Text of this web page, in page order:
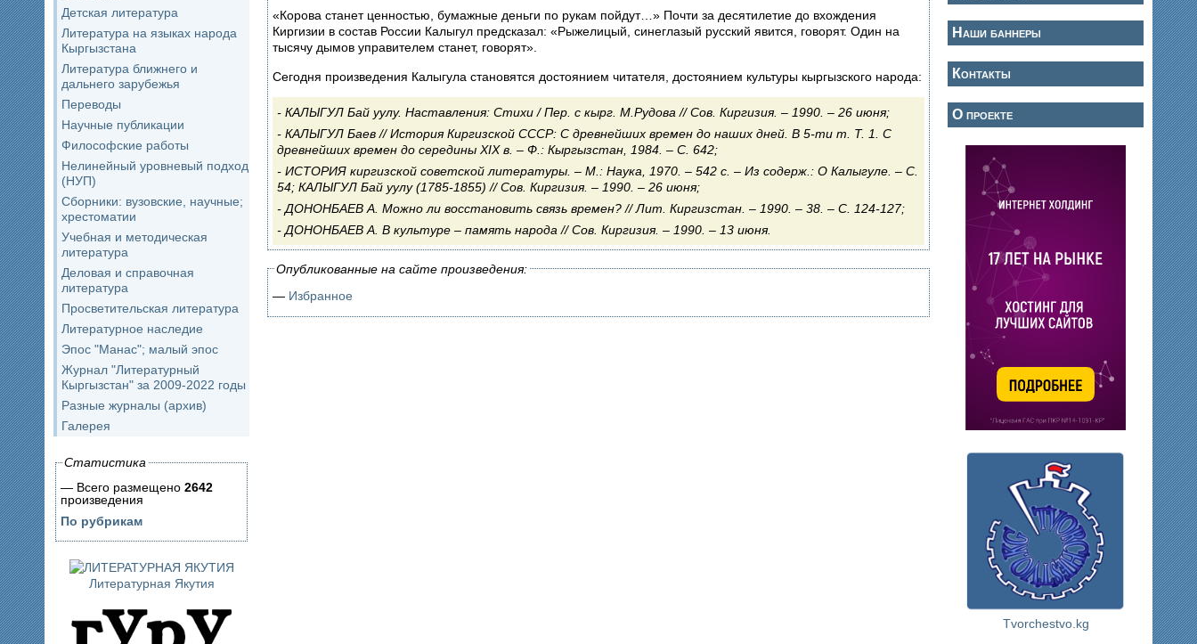
Детская литература
Литература на языках народа
Кыргызстана
Литература ближнего и
дальнего зарубежья
Переводы
Научные публикации
Философские работы
Нелинейный уровневый подход
(НУП)
Сборники: вузовские, научные;
хрестоматии
Учебная и методическая
литература
Деловая и справочная
литература
Просветительская литература
Литературное наследие
Эпос "Манас"; малый эпос
Журнал "Литературный
Кыргызстан" за 2009-2022 годы
Разные журналы (архив)
Галерея
Статистика
— Всего размещено 2642
произведения
По рубрикам
Литературная Якутия
«Корова станет ценностью, бумажные деньги по рукам пойдут…» Почти за десятилетие до вхождения
Киргизии в состав России Калыгул предсказал: «Рыжелицый, синеглазый русский явится, говорят. Один на
тысячу дымов управителем станет, говорят».
Сегодня произведения Калыгула становятся достоянием читателя, достоянием культуры кыргызского народа:
КАЛЫГУЛ Бай уулу. Наставления: Стихи / Пер. с кырг. М.Рудова // Сов. Киргизия. – 1990. – 26 июня;
КАЛЫГУЛ Баев // История Киргизской СССР: С древнейших времен до наших дней. В 5-ти т. Т. 1. С
древнейших времен до середины XIX в. – Ф.: Кыргызстан, 1984. – С. 642;
ИСТОРИЯ киргизской советской литературы. – М.: Наука, 1970. – 542 с. – Из содерж.: О Калыгуле. – С.
54; КАЛЫГУЛ Бай уулу (1785-1855) // Сов. Киргизия. – 1990. – 26 июня;
ДОНОНБАЕВ А. Можно ли восстановить связь времен? // Лит. Киргизстан. – 1990. – 38. – С. 124-127;
ДОНОНБАЕВ А. В культуре – память народа // Сов. Киргизия. – 1990. – 13 июня.
Опубликованные на сайте произведения:
— Избранное
Наши баннеры
Контакты
О проекте
Tvorchestvo.kg